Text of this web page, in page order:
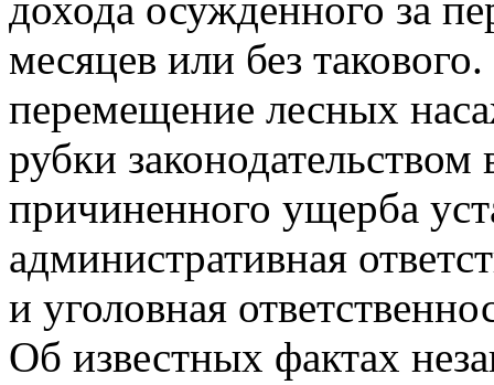
месяцев или без такового.
перемещение лесных
рубки законодательством
причиненного ущерба
административная
и уголовная
Об известных фактах